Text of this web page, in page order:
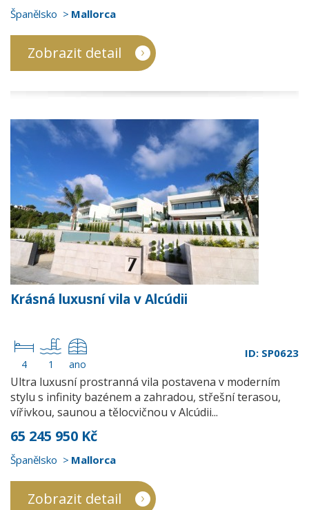
Španělsko Mallorca
Zobrazit detail
Krásná luxusní vila v Alcúdii
4 1 ano
ID: SP0623
Ultra luxusní prostranná vila postavena v moderním
stylu s infinity bazénem a zahradou, střešní terasou,
vířivkou, saunou a tělocvičnou v Alcúdii...
65 245 950 Kč
Španělsko Mallorca
Zobrazit detail